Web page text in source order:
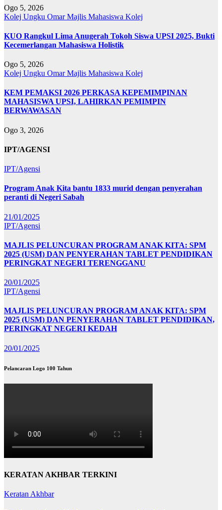
Ogo 5, 2026
Kolej Ungku OmarMajlis Mahasiswa Kolej
KUO Rangkul Lima Anugerah Tokoh Siswa UPSI 2025, Bukti
Kecemerlangan Mahasiswa Holistik
Ogo 5, 2026
Kolej Ungku OmarMajlis Mahasiswa Kolej
KEM PEMAKSI 2026 PERKASA KEPEMIMPINAN
MAHASISWA UPSI, LAHIRKAN PEMIMPIN
BERWAWASAN
Ogo 3, 2026
IPT/AGENSI
IPT/Agensi
Program Anak Kita bantu 1833 murid dengan penyerahan
peranti di Negeri Sabah
21/01/2025
IPT/Agensi
MAJLIS PELUNCURAN PROGRAM ANAK KITA: SPM
2025 (USM) DAN PENYERAHAN TABLET PENDIDIKAN
PERINGKAT NEGERI TERENGGANU
20/01/2025
IPT/Agensi
MAJLIS PELUNCURAN PROGRAM ANAK KITA: SPM
2025 (USM) DAN PENYERAHAN TABLET PENDIDIKAN,
PERINGKAT NEGERI KEDAH
20/01/2025
Pelancaran Logo 100 Tahun
KERATAN AKHBAR TERKINI
Keratan Akhbar